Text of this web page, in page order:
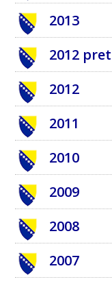
2013
2012
2012
2011
2010
2009
2008
2007